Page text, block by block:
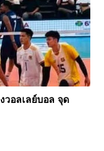
อลเลย์บอล จุด